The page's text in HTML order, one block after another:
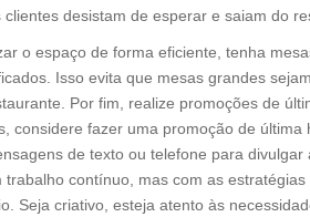
desistam de esperar e saiam do
o espaço de forma eficiente, tenha
Isso evita que mesas grandes
Por fim, realize promoções de
considere fazer uma promoção de última
de texto ou telefone para divulgar
contínuo, mas com as
Seja criativo, esteja atento às